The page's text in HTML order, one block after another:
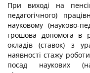
При виході на
педагогічного)
науковому (науково-
грошова допомога в
окладів (ставок) з
наявності стажу
посад наукових